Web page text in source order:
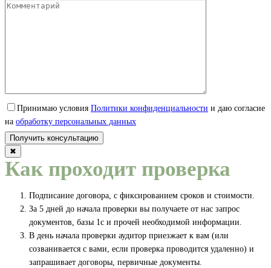
Принимаю условия Политики конфиденциальности и даю согласие
на обработку персональных данных
✖
Как проходит проверка
Подписание договора, с фиксированием сроков и стоимости.
За 5 дней до начала проверки вы получаете от нас запрос
документов, базы 1с и прочей необходимой информации.
В день начала проверки аудитор приезжает к вам (или
созванивается с вами, если проверка проводится удаленно) и
запрашивает договоры, первичные документы.